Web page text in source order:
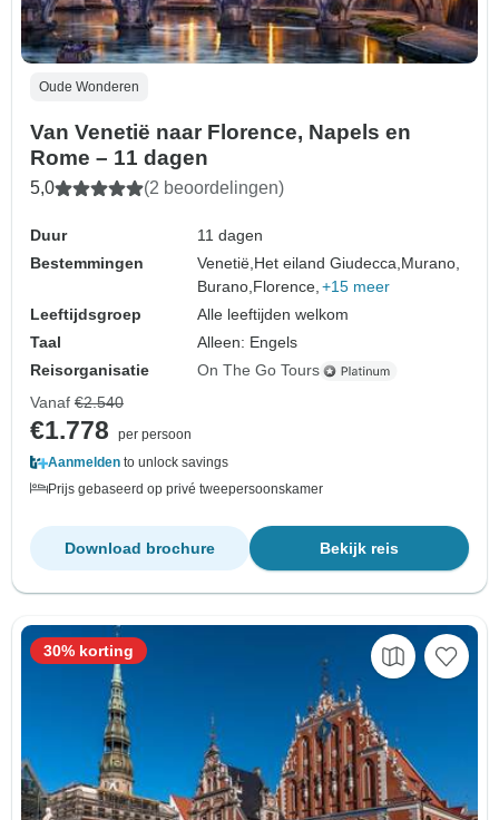
Oude Wonderen
Van Venetië naar Florence, Napels en
Rome – 11 dagen
5,0 (2 beoordelingen)
Duur
11 dagen
Bestemmingen
Venetië,Het eiland Giudecca,Murano,
Burano,Florence, +15 meer
Leeftijdsgroep
Alle leeftijden welkom
Taal
Alleen: Engels
Reisorganisatie
On The Go Tours
Vanaf €2.540
€1.778
per persoon
Aanmelden to unlock savings
Prijs gebaseerd op privé tweepersoonskamer
Bekijk reis
Download brochure
30% korting